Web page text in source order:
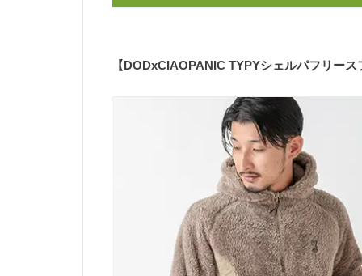
【DODxCIAOPANIC TYPYシェルパフリース